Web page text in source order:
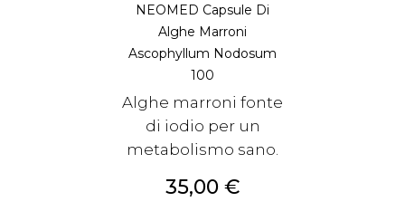
NEOMED Capsule Di
Alghe Marroni
Ascophyllum Nodosum
100
Alghe marroni fonte
di iodio per un
metabolismo sano.
Prezzo
35,00 €